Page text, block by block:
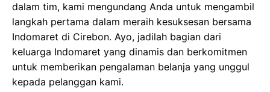
dalam tim, kami mengundang Anda untuk mengambil
langkah pertama dalam meraih kesuksesan bersama
Indomaret di Cirebon. Ayo, jadilah bagian dari
keluarga Indomaret yang dinamis dan berkomitmen
untuk memberikan pengalaman belanja yang unggul
kepada pelanggan kami.